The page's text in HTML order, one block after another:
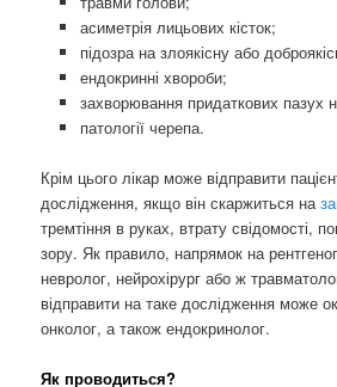
асиметрія лицьових кісток;
підозра на злоякісну або
ендокринні хвороби;
захворювання придаткових пазух
патології черепа.
Крім цього лікар може відправити
дослідження, якщо він скаржиться на
тремтіння в руках, втрату свідомості,
зору. Як правило, напрямок на
невролог, нейрохірург або ж
відправити на таке дослідження може
онколог, а також ендокринолог.
Як проводиться?